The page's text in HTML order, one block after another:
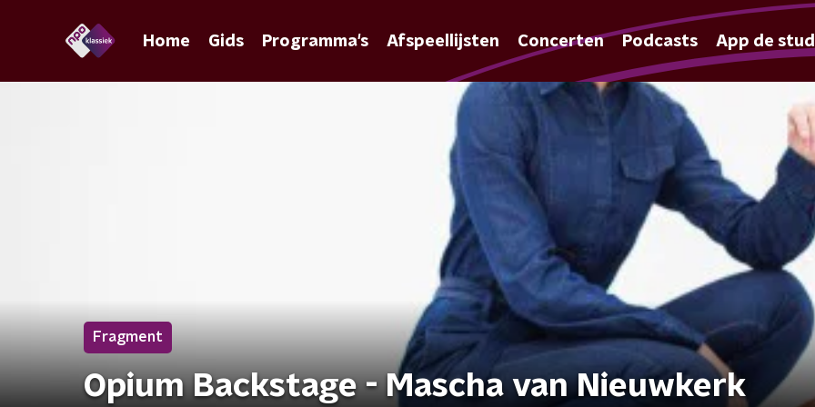
Home Gids Programma's Afspeellijsten Concerten Podcasts App de
Fragment
Opium Backstage - Mascha van Nieuwkerk